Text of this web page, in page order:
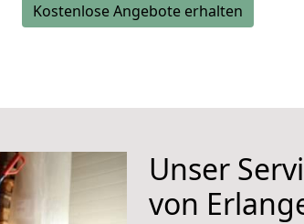
Kostenlose Angebote erhalten
Unser
von